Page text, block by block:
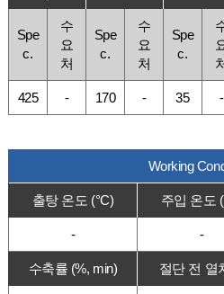
Spe
c.
수
요
처
Spe
c.
수
요
처
Spe
c.
425 - 170 - 35 -
Working
출탕 온도 (°C) 주입 온도
- -
수축률 (%, min) 절단 전 열